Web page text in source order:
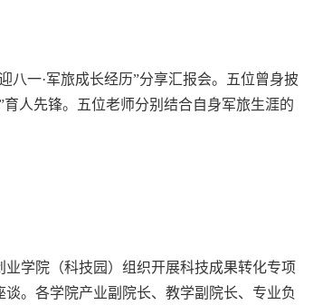
八一·军旅成长经历”分享汇报会。五位曾身披
人先锋。五位老师分别结合自身军旅生涯的
学院（科技园）组织开展科技成果转化专项
。各学院产业副院长、教学副院长、专业负